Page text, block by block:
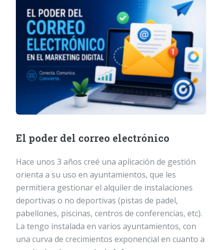
El poder del correo electrónico
Hace unos 3 años creé una aplicación de gestión
orienta a su uso en ayuntamientos, que les
permitiera gestionar el alquiler de instalaciones
deportivas o no deportivas (pistas de padel,
pabellones, piscinas, centros de conferencias, etc).
La tengo instalada en varios ayuntamientos, con
una curva de crecimientos exponencial en cuanto a